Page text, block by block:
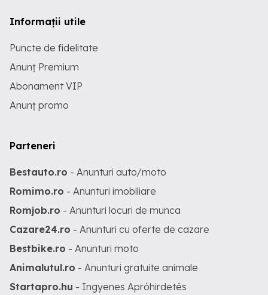
Informații utile
Puncte de fidelitate
Anunț Premium
Abonament VIP
Anunț promo
Parteneri
Bestauto.ro - Anunturi auto/moto
Romimo.ro - Anunturi imobiliare
Romjob.ro - Anunturi locuri de munca
Cazare24.ro - Anunturi cu oferte de cazare
Bestbike.ro - Anunturi moto
Animalutul.ro - Anunturi gratuite animale
Startapro.hu - Ingyenes Apróhirdetés